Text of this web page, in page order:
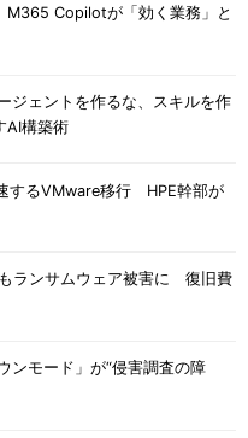
Copilotが「効く業務」と
ジェントを作るな、スキルを作
構築術
するVMware移行 HPE幹部が
ランサムウェア被害に 復旧費
ンモード」が“侵害調査の障